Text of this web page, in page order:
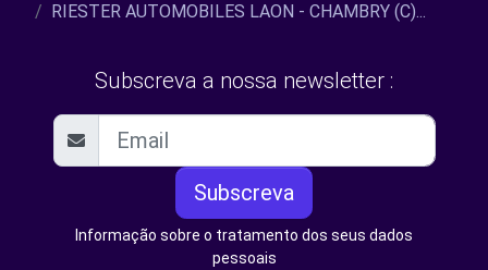
RIESTER AUTOMOBILES LAON - CHAMBRY (C)...
Subscreva a nossa newsletter :
Subscreva
Informação sobre o tratamento dos seus dados
pessoais